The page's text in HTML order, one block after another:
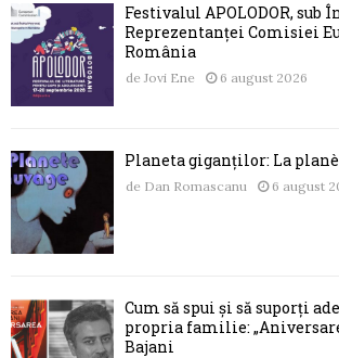
Festivalul APOLODOR, sub
Reprezentanței Comisiei
România
de Jovi Ene 6 august 2026
Planeta giganților: La
de Dan Romascanu 6 august
Cum să spui și să suporți
propria familie:
Bajani